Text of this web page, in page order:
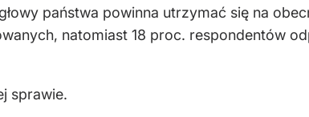
państwa powinna utrzymać się na
natomiast 18 proc. respondentów
sprawie.